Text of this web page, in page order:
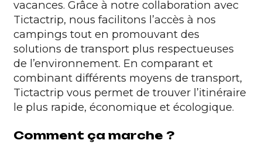
vacances. Grâce à notre collaboration avec
Tictactrip, nous facilitons l’accès à nos
campings tout en promouvant des
solutions de transport plus respectueuses
de l’environnement. En comparant et
combinant différents moyens de transport,
Tictactrip vous permet de trouver l’itinéraire
le plus rapide, économique et écologique.
Comment ça marche ?